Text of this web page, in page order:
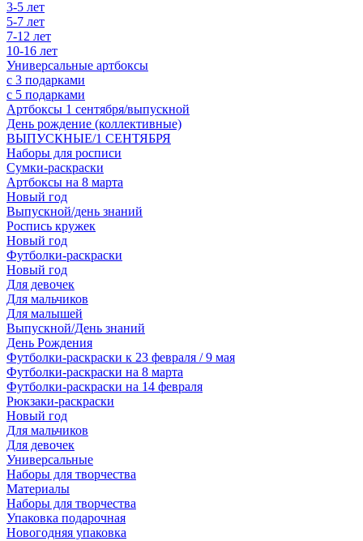
3-5 лет
5-7 лет
7-12 лет
10-16 лет
Универсальные артбоксы
с 3 подарками
с 5 подарками
Артбоксы 1 сентября/выпускной
День рождение (коллективные)
ВЫПУСКНЫЕ/1 СЕНТЯБРЯ
Наборы для росписи
Сумки-раскраски
Артбоксы на 8 марта
Новый год
Выпускной/день знаний
Роспись кружек
Новый год
Футболки-раскраски
Новый год
Для девочек
Для мальчиков
Для малышей
Выпускной/День знаний
День Рождения
Футболки-раскраски к 23 февраля / 9 мая
Футболки-раскраски на 8 марта
Футболки-раскраски на 14 февраля
Рюкзаки-раскраски
Новый год
Для мальчиков
Для девочек
Универсальные
Наборы для творчества
Материалы
Наборы для творчества
Упаковка подарочная
Новогодняя упаковка